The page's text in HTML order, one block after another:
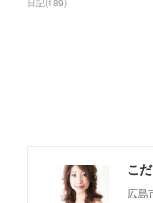
日記(189)
広島